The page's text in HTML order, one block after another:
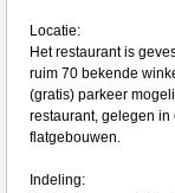
Locatie:
Het restaurant is
ruim 70 bekende
(gratis) parkeer
restaurant, gelegen
flatgebouwen.
Indeling: